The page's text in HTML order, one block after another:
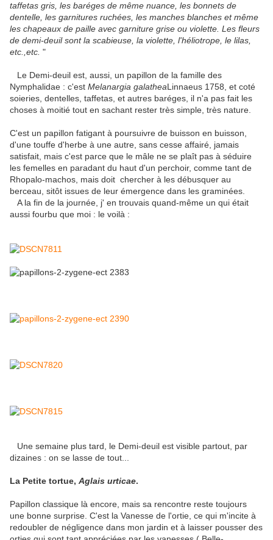
taffetas gris, les baréges de même nuance, les bonnets de
dentelle, les garnitures ruchées, les manches blanches et même
les chapeaux de paille avec garniture grise ou violette. Les fleurs
de demi-deuil sont la scabieuse, la violette, l'héliotrope, le lilas,
etc.,etc. "
Le Demi-deuil est, aussi, un papillon de la famille des
Nymphalidae : c'est Melanargia galatheaLinnaeus 1758, et coté
soieries, dentelles, taffetas, et autres baréges, il n'a pas fait les
choses à moitié tout en sachant rester très simple, très nature.
C'est un papillon fatigant à poursuivre de buisson en buisson,
d'une touffe d'herbe à une autre, sans cesse affairé, jamais
satisfait, mais c'est parce que le mâle ne se plaît pas à séduire
les femelles en paradant du haut d'un perchoir, comme tant de
Rhopalo-machos, mais doit chercher à les débusquer au
berceau, sitôt issues de leur émergence dans les graminées.
A la fin de la journée, j' en trouvais quand-même un qui était
aussi fourbu que moi : le voilà :
Une semaine plus tard, le Demi-deuil est visible partout, par
dizaines : on se lasse de tout...
La Petite tortue, Aglais urticae.
Papillon classique là encore, mais sa rencontre reste toujours
une bonne surprise. C'est la Vanesse de l'ortie, ce qui m'incite à
redoubler de négligence dans mon jardin et à laisser pousser des